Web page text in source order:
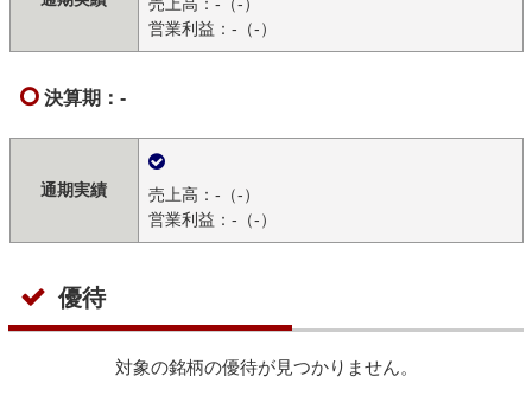
営業利益：-（-）
決算期：-
通期実績
売上高：-（-）
営業利益：-（-）
優待
対象の銘柄の優待が見つかりません。